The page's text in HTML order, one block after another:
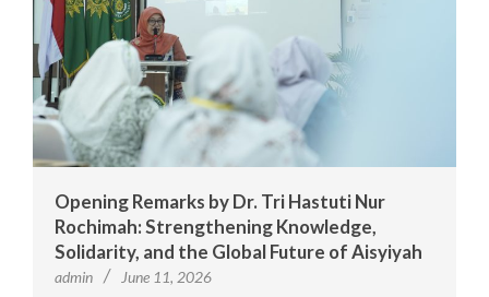
Opening Remarks by Dr. Tri Hastuti Nur
Rochimah: Strengthening Knowledge,
Solidarity, and the Global Future of Aisyiyah
admin June 11, 2026